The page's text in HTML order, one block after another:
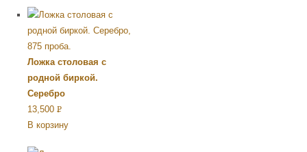
Ложка столовая с
родной биркой.
Серебро
13,500 Р
УБ.
В корзину